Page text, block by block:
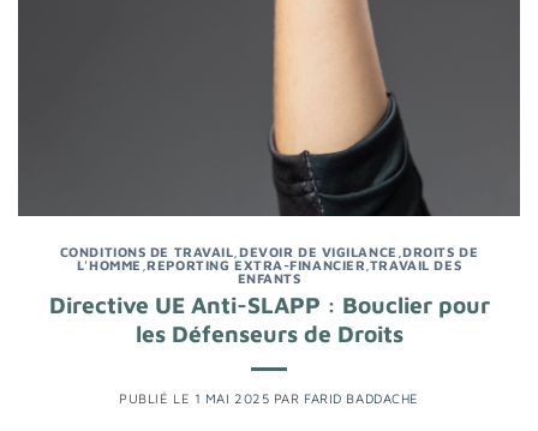
CONDITIONS DE TRAVAIL ,DEVOIR DE VIGILANCE ,DROITS DE
L'HOMME ,REPORTING EXTRA-FINANCIER TRAVAIL DES
ENFANTS
Directive UE Anti-SLAPP : Bouclier pour
les Défenseurs de Droits
PUBLIÉ LE 1 MAI 2025 PAR FARID BADDACHE